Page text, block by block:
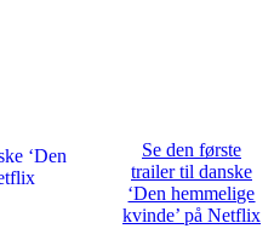
Se den første
trailer til danske
‘Den hemmelige
kvinde’ på Netflix